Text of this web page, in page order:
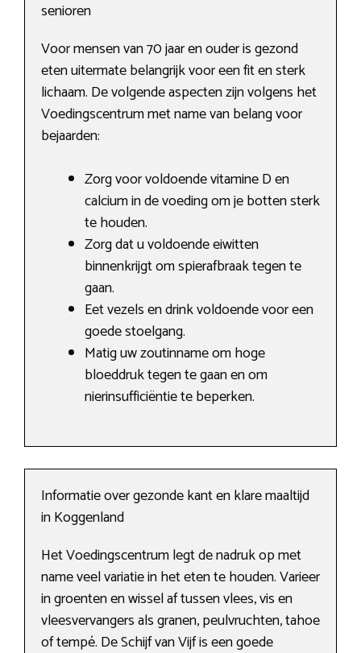
senioren
Voor mensen van 70 jaar en ouder is gezond
eten uitermate belangrijk voor een fit en sterk
lichaam. De volgende aspecten zijn volgens het
Voedingscentrum met name van belang voor
bejaarden:
Zorg voor voldoende vitamine D en
calcium in de voeding om je botten sterk
te houden.
Zorg dat u voldoende eiwitten
binnenkrijgt om spierafbraak tegen te
gaan.
Eet vezels en drink voldoende voor een
goede stoelgang.
Matig uw zoutinname om hoge
bloeddruk tegen te gaan en om
nierinsufficiëntie te beperken.
Informatie over gezonde kant en klare maaltijd
in Koggenland
Het Voedingscentrum legt de nadruk op met
name veel variatie in het eten te houden. Varieer
in groenten en wissel af tussen vlees, vis en
vleesvervangers als granen, peulvruchten, tahoe
of tempé. De Schijf van Vijf is een goede